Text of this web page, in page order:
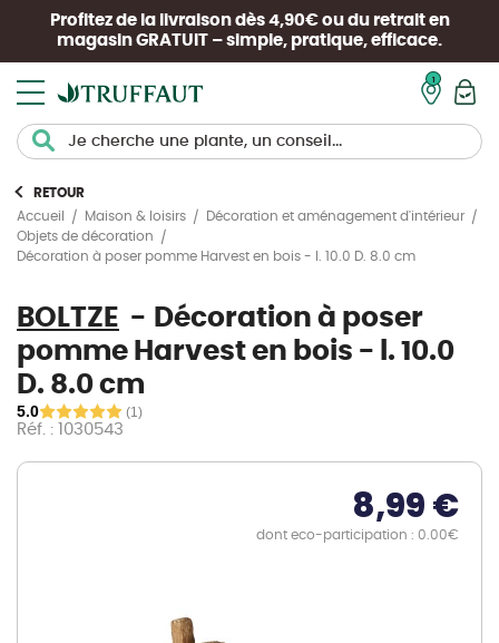
Profitez de la livraison dès 4,90€ ou du retrait en
magasin GRATUIT – simple, pratique, efficace.
RETOUR
Accueil
Maison & loisirs
Décoration et aménagement d'intérieur
Objets de décoration
Décoration à poser pomme Harvest en bois - l. 10.0 D. 8.0 cm
BOLTZE
Décoration à poser
pomme Harvest en bois - l. 10.0
D. 8.0 cm
5.0 (1)
Réf. : 1030543
8,99 €
dont eco-participation : 0.00€